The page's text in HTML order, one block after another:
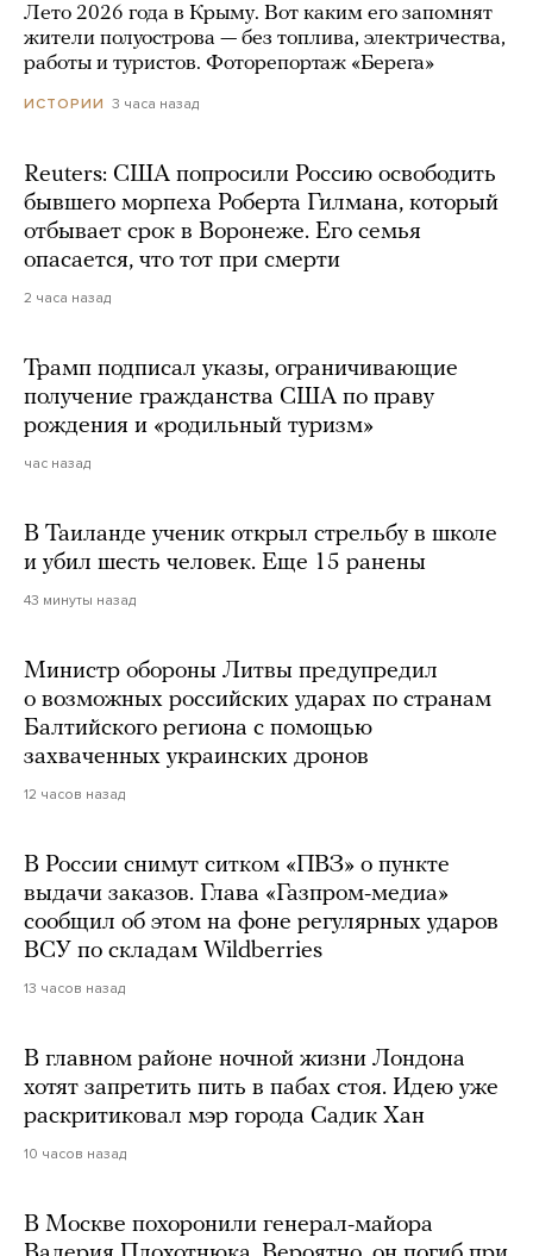
Лето 2026 года в Крыму. Вот каким его запомнят
жители полуострова — без топлива, электричества,
работы и туристов. Фоторепортаж «Берега»
ИСТОРИИ 3 часа назад
Reuters: США попросили Россию освободить
бывшего морпеха Роберта Гилмана, который
отбывает срок в Воронеже. Его семья
опасается, что тот при смерти
2 часа назад
Трамп подписал указы, ограничивающие
получение гражданства США по праву
рождения и «родильный туризм»
час назад
В Таиланде ученик открыл стрельбу в школе
и убил шесть человек. Еще 15 ранены
43 минуты назад
Министр обороны Литвы предупредил
о возможных российских ударах по странам
Балтийского региона с помощью
захваченных украинских дронов
12 часов назад
В России снимут ситком «ПВЗ» о пункте
выдачи заказов. Глава «Газпром-медиа»
сообщил об этом на фоне регулярных ударов
ВСУ по складам Wildberries
13 часов назад
В главном районе ночной жизни Лондона
хотят запретить пить в пабах стоя. Идею уже
раскритиковал мэр города Садик Хан
10 часов назад
В Москве похоронили генерал-майора